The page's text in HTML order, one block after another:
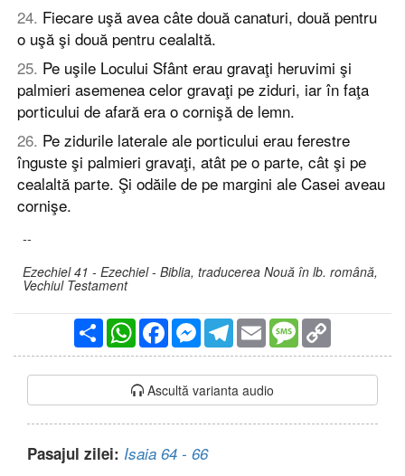
24. Fiecare uşă avea câte două canaturi, două pentru
o uşă şi două pentru cealaltă.
25. Pe uşile Locului Sfânt erau gravaţi heruvimi şi
palmieri asemenea celor gravaţi pe ziduri, iar în faţa
porticului de afară era o cornişă de lemn.
26. Pe zidurile laterale ale porticului erau ferestre
înguste şi palmieri gravaţi, atât pe o parte, cât şi pe
cealaltă parte. Şi odăile de pe margini ale Casei aveau
cornişe.
--
Ezechiel 41 - Ezechiel - Biblia, traducerea Nouă în lb. română,
Vechiul Testament
PartajareWhatsAppFacebookMessengerTelegram
Email Message
Ascultă varianta audio
Pasajul zilei: Isaia 64 - 66